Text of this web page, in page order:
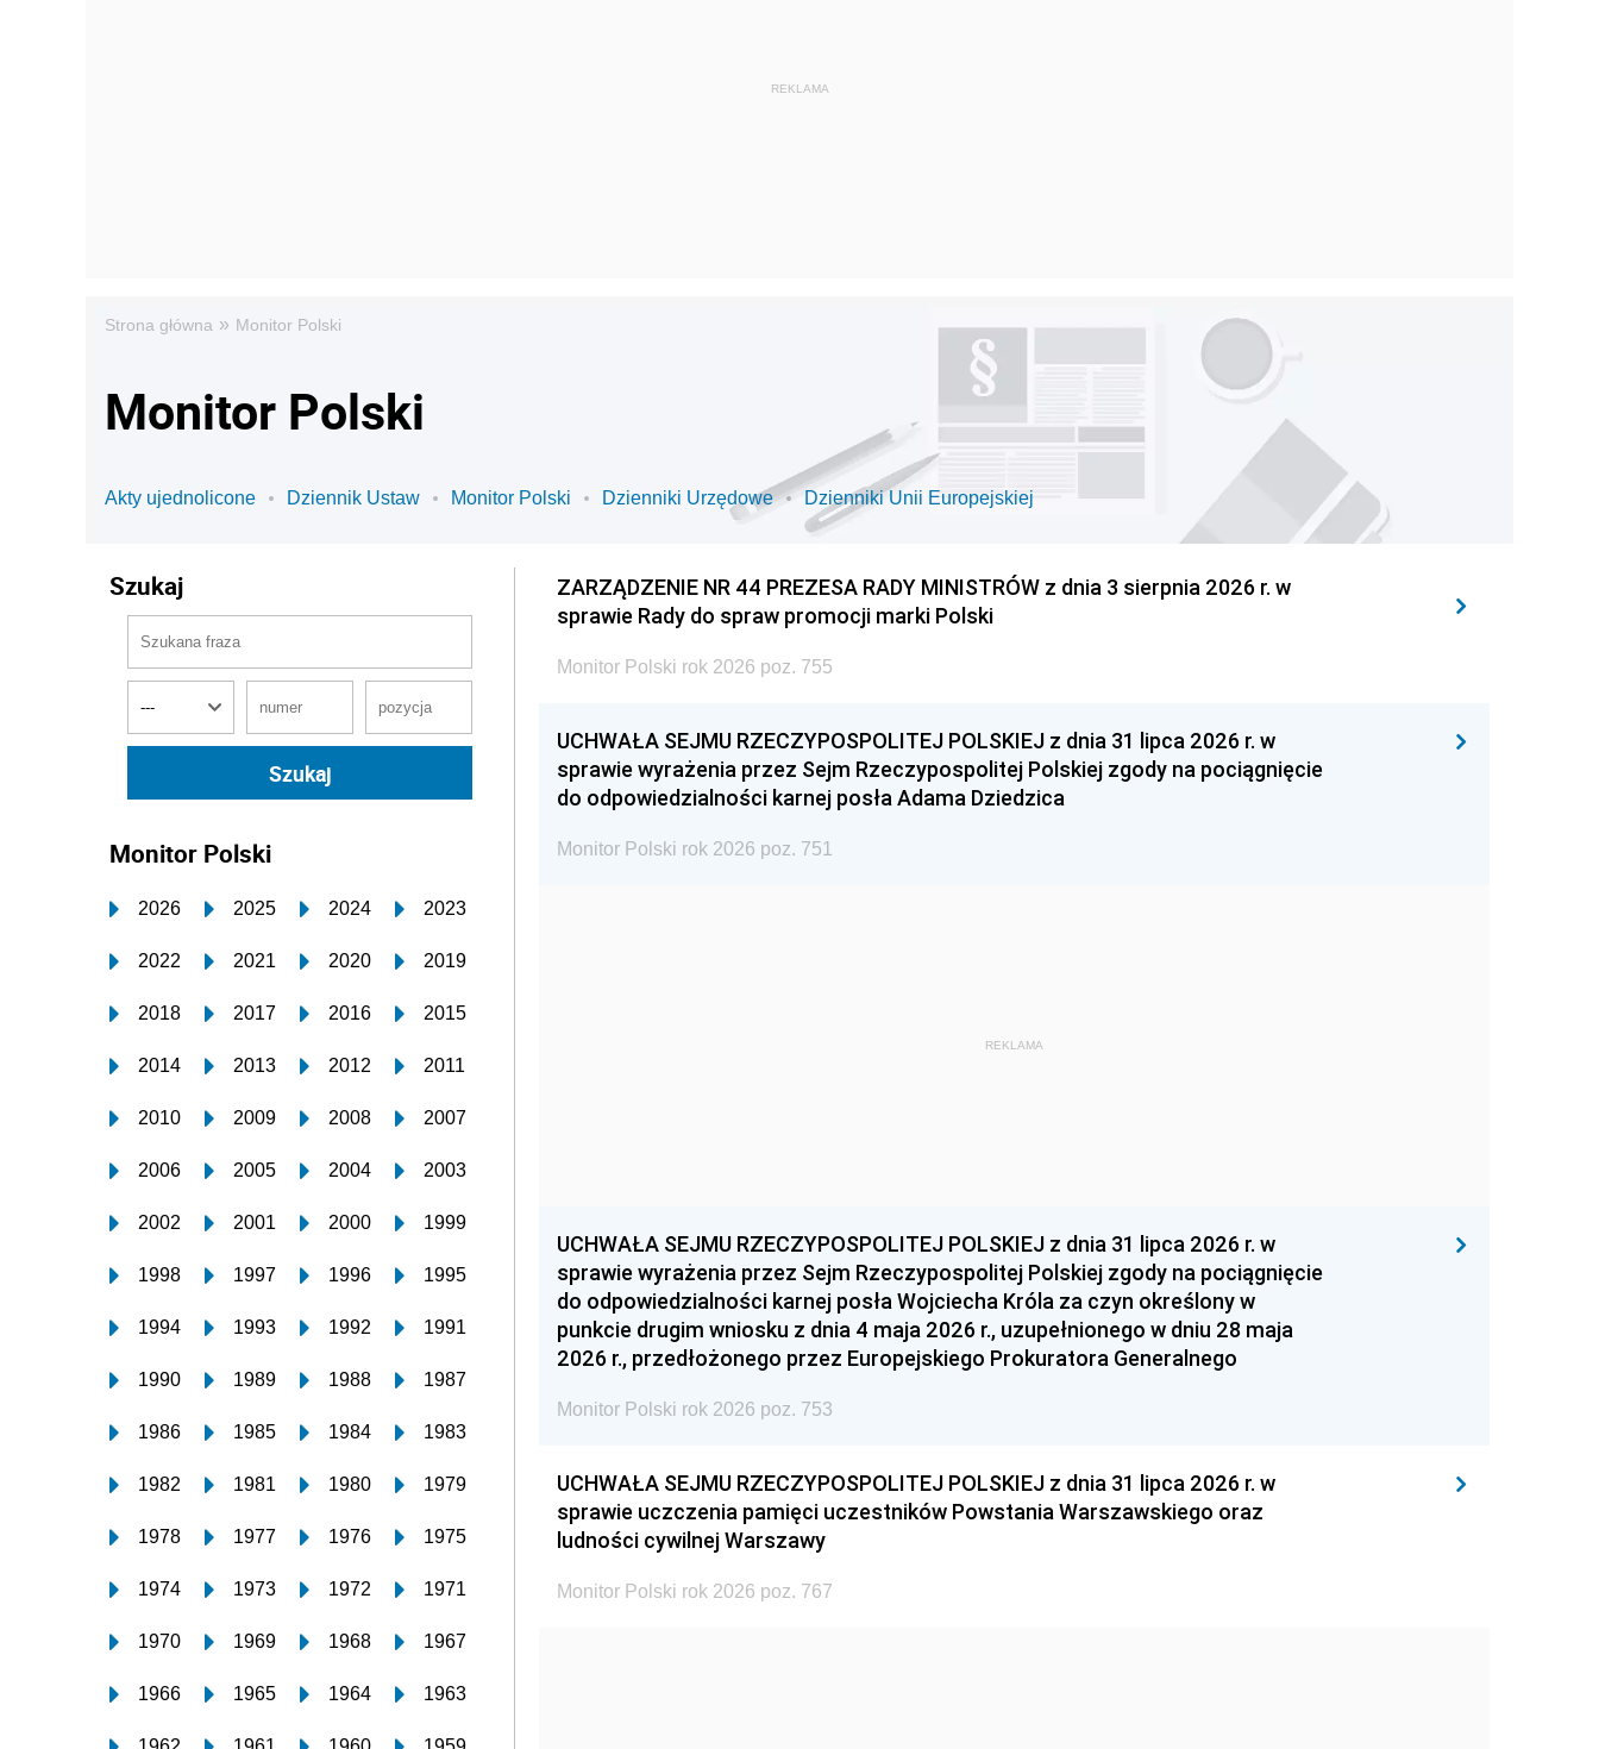
Strona główna » Monitor Polski
Monitor Polski
Akty ujednolicone Dziennik Ustaw Monitor Polski Dzienniki Urzędowe Dzienniki Unii Europejskiej
Szukaj
Monitor Polski
2026 2025 2024 2023
2022 2021 2020 2019
2018 2017 2016 2015
2014 2013 2012 2011
2010 2009 2008 2007
2006 2005 2004 2003
2002 2001 2000 1999
1998 1997 1996 1995
1994 1993 1992 1991
1990 1989 1988 1987
1986 1985 1984 1983
1982 1981 1980 1979
1978 1977 1976 1975
1974 1973 1972 1971
1970 1969 1968 1967
1966 1965 1964 1963
ZARZĄDZENIE NR 44 PREZESA RADY MINISTRÓW z dnia 3 sierpnia 2026 r. w
sprawie Rady do spraw promocji marki Polski
Monitor Polski rok 2026 poz. 755
UCHWAŁA SEJMU RZECZYPOSPOLITEJ POLSKIEJ z dnia 31 lipca 2026 r. w
sprawie wyrażenia przez Sejm Rzeczypospolitej Polskiej zgody na pociągnięcie
do odpowiedzialności karnej posła Adama Dziedzica
Monitor Polski rok 2026 poz. 751
REKLAMA
UCHWAŁA SEJMU RZECZYPOSPOLITEJ POLSKIEJ z dnia 31 lipca 2026 r. w
sprawie wyrażenia przez Sejm Rzeczypospolitej Polskiej zgody na pociągnięcie
do odpowiedzialności karnej posła Wojciecha Króla za czyn określony w
punkcie drugim wniosku z dnia 4 maja 2026 r., uzupełnionego w dniu 28 maja
2026 r., przedłożonego przez Europejskiego Prokuratora Generalnego
Monitor Polski rok 2026 poz. 753
UCHWAŁA SEJMU RZECZYPOSPOLITEJ POLSKIEJ z dnia 31 lipca 2026 r. w
sprawie uczczenia pamięci uczestników Powstania Warszawskiego oraz
ludności cywilnej Warszawy
Monitor Polski rok 2026 poz. 767